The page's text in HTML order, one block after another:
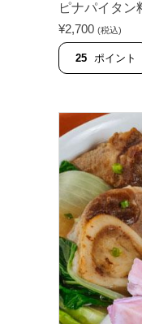
ピナパイタン
¥2,700 (税込)
25 ポイント